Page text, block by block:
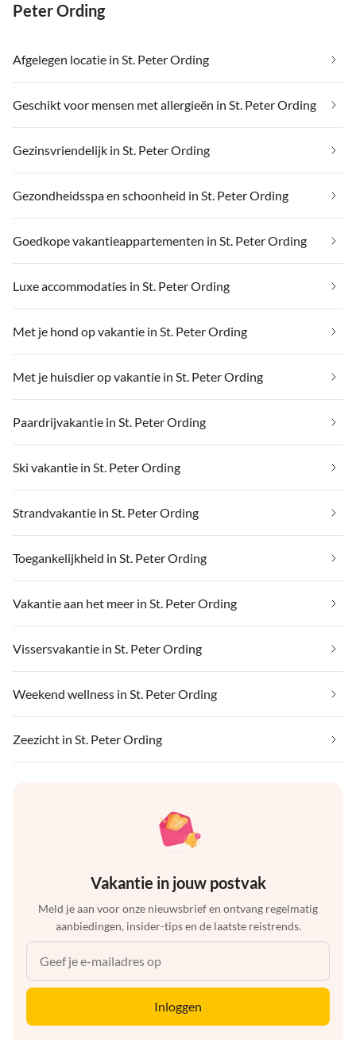
Peter Ording
Afgelegen locatie in St. Peter Ording
Geschikt voor mensen met allergieën in St. Peter Ording
Gezinsvriendelijk in St. Peter Ording
Gezondheidsspa en schoonheid in St. Peter Ording
Goedkope vakantieappartementen in St. Peter Ording
Luxe accommodaties in St. Peter Ording
Met je hond op vakantie in St. Peter Ording
Met je huisdier op vakantie in St. Peter Ording
Paardrijvakantie in St. Peter Ording
Ski vakantie in St. Peter Ording
Strandvakantie in St. Peter Ording
Toegankelijkheid in St. Peter Ording
Vakantie aan het meer in St. Peter Ording
Vissersvakantie in St. Peter Ording
Weekend wellness in St. Peter Ording
Zeezicht in St. Peter Ording
Vakantie in jouw postvak
Meld je aan voor onze nieuwsbrief en ontvang regelmatig
aanbiedingen, insider-tips en de laatste reistrends.
Inloggen